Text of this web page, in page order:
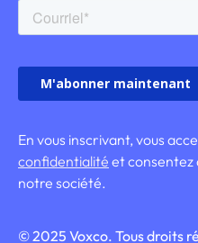
En vous inscrivant, vous
confidentialité et consentez
notre société.
© 2025 Voxco. Tous droits